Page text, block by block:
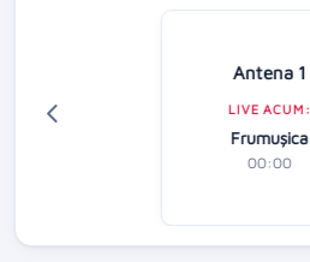
Antena 1
LIVE ACUM:
Frumușica
00:00